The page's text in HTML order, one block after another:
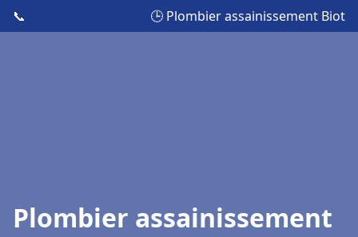
📞 🕒 Plombier assainissement Biot
Plombier assainissement